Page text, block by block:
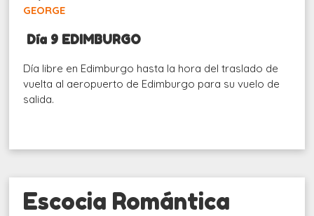
GEORGE
Día 9 EDIMBURGO
Día libre en Edimburgo hasta la hora del traslado de
vuelta al aeropuerto de Edimburgo para su vuelo de
salida.
Escocia Romántica